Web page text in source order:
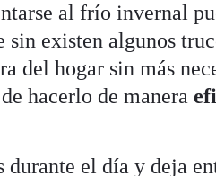
al frío invernal
sin existen algunos
del hogar sin más
hacerlo de manera
durante el día y deja